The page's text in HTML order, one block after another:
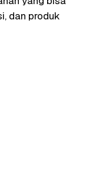
dan produk